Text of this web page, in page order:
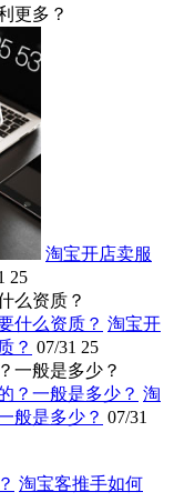
更多？
淘宝开店卖服
25
么资质？
淘宝开
？ 07/31 25
一般是多少？
淘
般是多少？ 07/31
淘宝客推手如何